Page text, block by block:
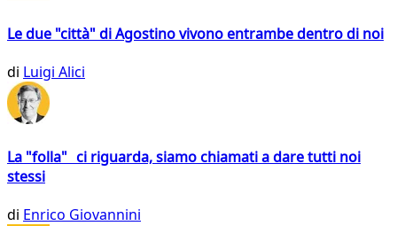
Le due "città" di Agostino vivono entrambe dentro di noi
di Luigi Alici
La "folla" ci riguarda, siamo chiamati a dare tutti noi
stessi
di Enrico Giovannini